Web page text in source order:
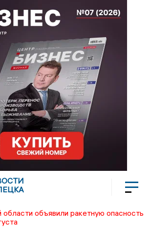
объявили ракетную опасность